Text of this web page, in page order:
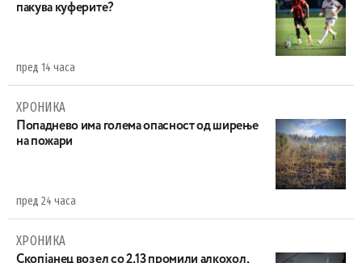
пакува куферите?
пред 14 часа
ХРОНИКА
Попаднево има голема опасност од ширење
на пожари
пред 24 часа
ХРОНИКА
Скопјанец возел со 2,13 промили алкохол,